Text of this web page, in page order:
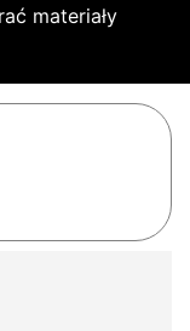
materiały